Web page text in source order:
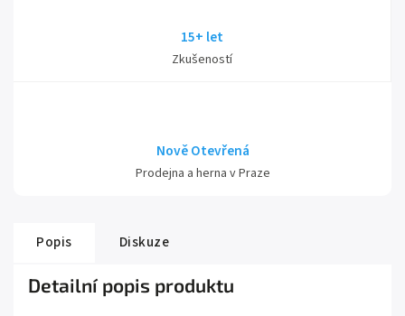
15+ let
Zkušeností
Nově Otevřená
Prodejna a herna v Praze
Popis Diskuze
Detailní popis produktu